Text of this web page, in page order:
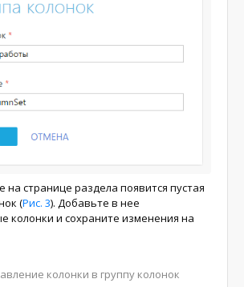
на странице раздела появится пустая
(Рис. 3). Добавьте в нее
колонки и сохраните изменения на
колонки в группу колонок